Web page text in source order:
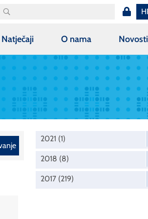
Natječaji O nama Novosti
2021 (1)
2018 (8)
2017 (219)